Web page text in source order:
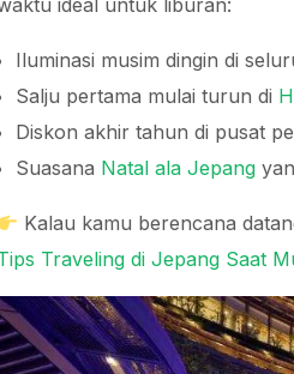
ideal untuk liburan:
Iluminasi musim dingin di
Salju pertama mulai turun di
Diskon akhir tahun di pusat
Suasana Natal ala Jepang
Kalau kamu berencana
Traveling di Jepang Saat